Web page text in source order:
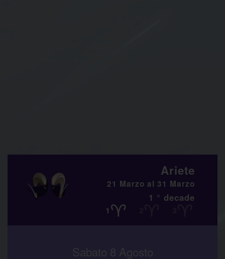
Ariete
21 Marzo al 31 Marzo
1 ° decade
Sabato 8 Agosto